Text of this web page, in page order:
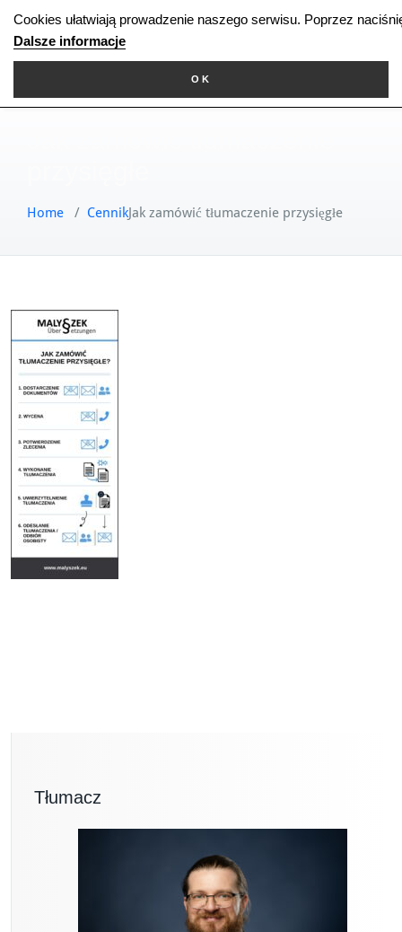
Cookies ułatwiają prowadzenie naszego serwisu. Poprzez
Dalsze informacje
OK
Skip
Home / CennikJak zamówić tłumaczenie przysięgłe
Tłumacz